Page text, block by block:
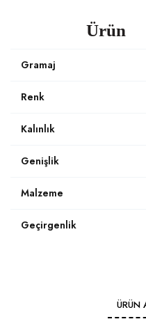
Ürün
Gramaj
Renk
Kalınlık
Genişlik
Malzeme
Geçirgenlik
ÜRÜN